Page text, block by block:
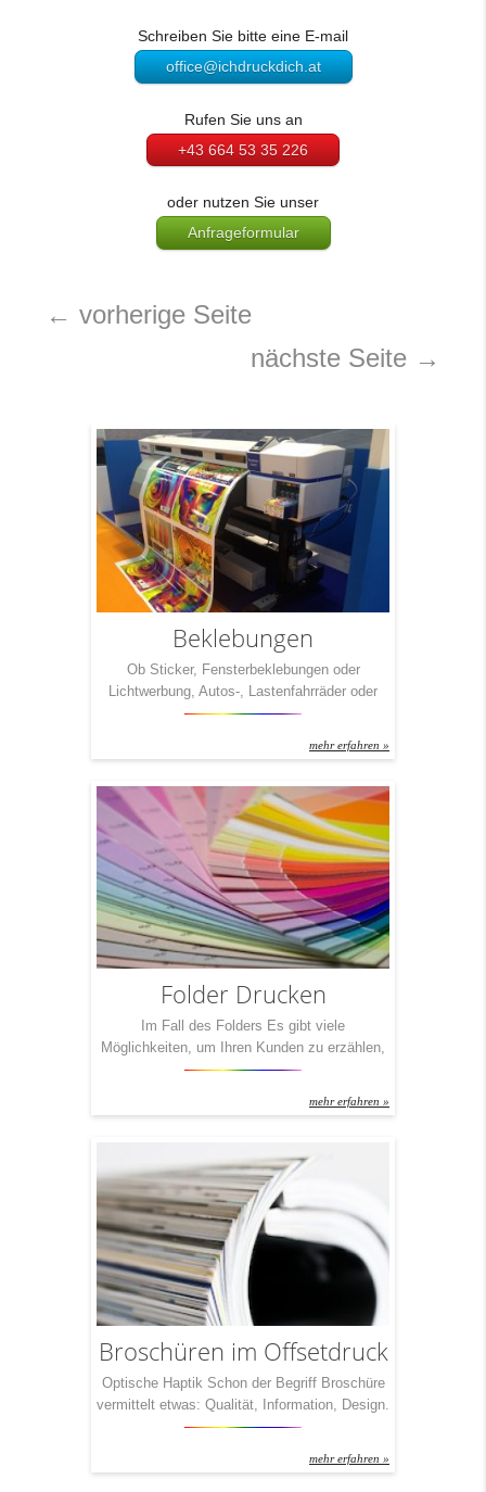
Schreiben Sie bitte eine E-mail
office@ichdruckdich.at
Rufen Sie uns an
+43 664 53 35 226
oder nutzen Sie unser
Anfrageformular
← vorherige Seite
nächste Seite →
Beklebungen
Ob Sticker, Fensterbeklebungen oder
Lichtwerbung, Autos-, Lastenfahrräder oder
Geschäftslokalbeschriftungen. Kreative
mehr erfahren »
Folder Drucken
Im Fall des Folders Es gibt viele
Möglichkeiten, um Ihren Kunden zu erzählen,
was Sie so drauf haben. Eine der effektivsten
werden so Informationen an Kunden
sich unsere Partner mit genau diesem Thema.
Unser Fazit: Ein Folder ist nur so viel Wert,
wie […]
mehr erfahren »
Broschüren im Offsetdruck
Optische Haptik Schon der Begriff Broschüre
vermittelt etwas: Qualität, Information, Design.
Um nur drei Dinge zu nennen.
Broschüre auch richtig zu drucken. Und – fast
mehr erfahren »